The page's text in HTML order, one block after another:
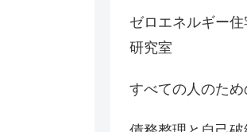
ゼロエネルギー
研究室
すべての人のた